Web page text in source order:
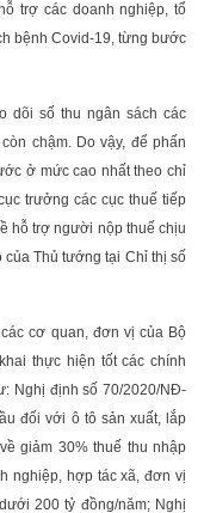
trợ các doanh nghiệp, tổ
bệnh Covid-19, từng bước
dõi số thu ngân sách các
chậm. Do vậy, để phấn
ở mức cao nhất theo chỉ
trưởng các cục thuế tiếp
hỗ trợ người nộp thuế chịu
Thủ tướng tại Chỉ thị số
cơ quan, đơn vị của Bộ
thực hiện tốt các chính
Nghị định số 70/2020/NĐ-
đối với ô tô sản xuất, lắp
giảm 30% thuế thu nhập
nghiệp, hợp tác xã, đơn vị
200 tỷ đồng/năm; Nghị